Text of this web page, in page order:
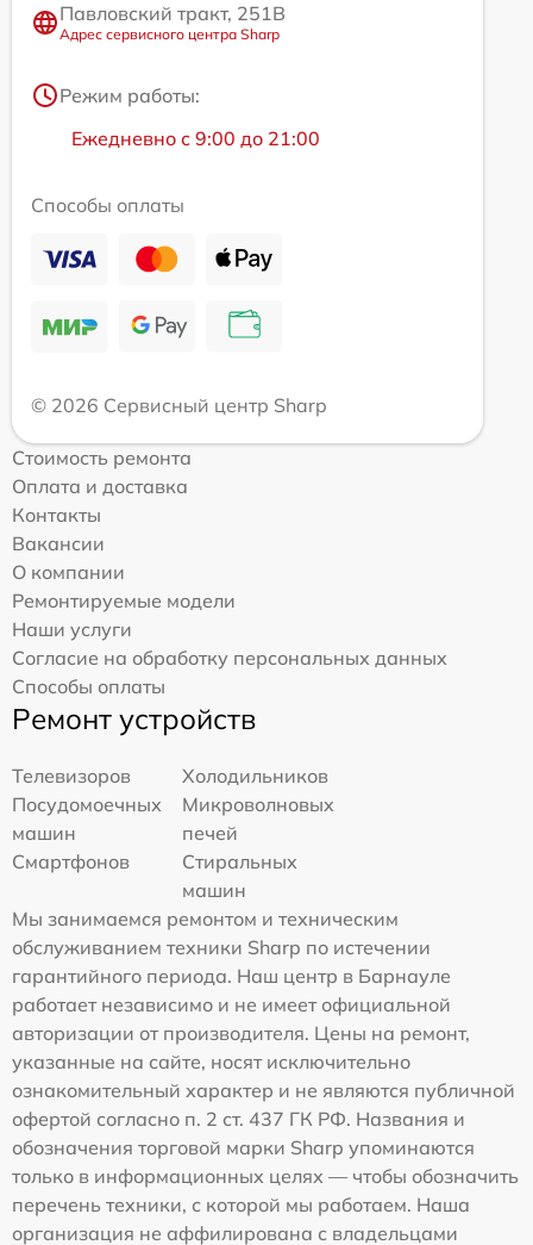
Павловский тракт, 251В
Адрес сервисного центра Sharp
Режим работы:
Ежедневно с 9:00 до 21:00
Способы оплаты
© 2026 Сервисный центр Sharp
Стоимость ремонта
Оплата и доставка
Контакты
Вакансии
О компании
Ремонтируемые модели
Наши услуги
Согласие на обработку персональных данных
Способы оплаты
Ремонт устройств
Телевизоров
Холодильников
Посудомоечных
машин
Микроволновых
печей
Смартфонов
Стиральных
машин
Мы занимаемся ремонтом и техническим
обслуживанием техники Sharp по истечении
гарантийного периода. Наш центр в Барнауле
работает независимо и не имеет официальной
авторизации от производителя. Цены на ремонт,
указанные на сайте, носят исключительно
ознакомительный характер и не являются публичной
офертой согласно п. 2 ст. 437 ГК РФ. Названия и
обозначения торговой марки Sharp упоминаются
только в информационных целях — чтобы обозначить
перечень техники, с которой мы работаем. Наша
организация не аффилирована с владельцами